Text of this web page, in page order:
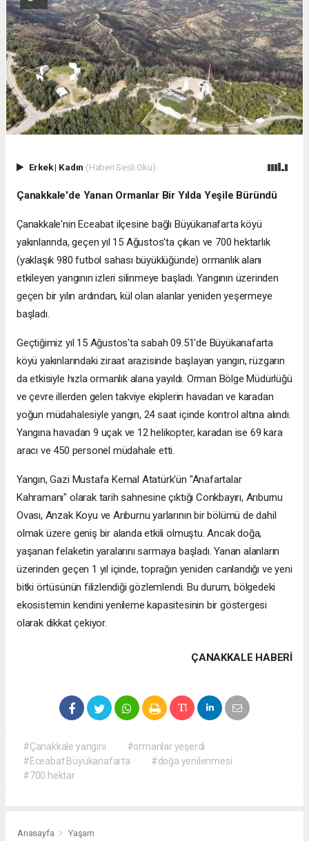
Erkek| Kadın (Haberi Sesli Oku)
Çanakkale'de Yanan Ormanlar Bir Yılda Yeşile Büründü
Çanakkale'nin Eceabat ilçesine bağlı Büyükanafarta köyü
yakınlarında, geçen yıl 15 Ağustos'ta çıkan ve 700 hektarlık
(yaklaşık 980 futbol sahası büyüklüğünde) ormanlık alanı
etkileyen yangının izleri silinmeye başladı. Yangının üzerinden
geçen bir yılın ardından, kül olan alanlar yeniden yeşermeye
başladı.
Geçtiğimiz yıl 15 Ağustos'ta sabah 09.51'de Büyükanafarta
köyü yakınlarındaki ziraat arazisinde başlayan yangın, rüzgarın
da etkisiyle hızla ormanlık alana yayıldı. Orman Bölge Müdürlüğü
ve çevre illerden gelen takviye ekiplerin havadan ve karadan
yoğun müdahalesiyle yangın, 24 saat içinde kontrol altına alındı.
Yangına havadan 9 uçak ve 12 helikopter, karadan ise 69 kara
aracı ve 450 personel müdahale etti.
Yangın, Gazi Mustafa Kemal Atatürk'ün "Anafartalar
Kahramanı" olarak tarih sahnesine çıktığı Conkbayırı, Arıburnu
Ovası, Anzak Koyu ve Arıburnu yarlarının bir bölümü de dahil
olmak üzere geniş bir alanda etkili olmuştu. Ancak doğa,
yaşanan felaketin yaralarını sarmaya başladı. Yanan alanların
üzerinden geçen 1 yıl içinde, toprağın yeniden canlandığı ve yeni
bitki örtüsünün filizlendiği gözlemlendi. Bu durum, bölgedeki
ekosistemin kendini yenileme kapasitesinin bir göstergesi
olarak dikkat çekiyor.
ÇANAKKALE HABERİ
#Çanakkale yangını
#ormanlar yeşerdi
#Eceabat Büyükanafarta
#doğa yenilenmesi
#700 hektar
Anasayfa Yaşam